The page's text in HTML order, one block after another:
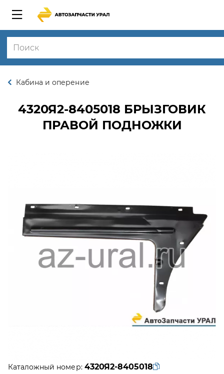
Кабина и оперение
4320Я2-8405018 БРЫЗГОВИК
ПРАВОЙ ПОДНОЖКИ
Каталожный номер: 4320Я2-8405018